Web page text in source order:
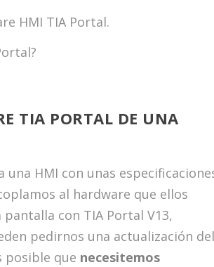
HMI TIA Portal.
TIA PORTAL DE UNA
HMI con unas
al hardware que ellos
con TIA Portal V13,
pedirnos una actualización
posible que necesitemos